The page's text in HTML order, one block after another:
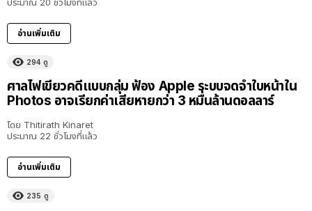
อ่านเพิ่มเติม
294 ดู
ศาลไฟเขียวคดีแบบกลุ่ม ฟ้อง Apple ระบบจดจำใบหน้าใน
Photos อาจเรียกค่าเสียหายกว่า 3 หมื่นล้านดอลลาร์
โดย Thitirath Kinaret
ประมาณ 22 ชั่วโมงที่แล้ว
อ่านเพิ่มเติม
235 ดู